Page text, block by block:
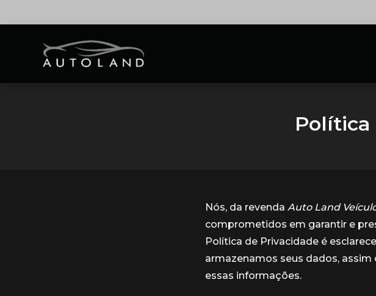
Política
Nós, da revenda Auto Land
comprometidos em garantir e
Política de Privacidade é
armazenamos seus dados,
essas informações.